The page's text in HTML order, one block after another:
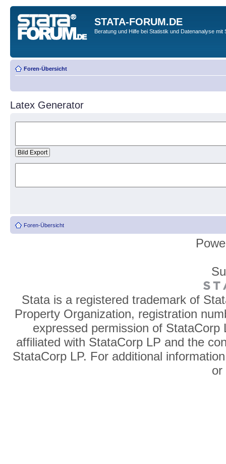
STATA-FORUM.DE
Beratung und Hilfe bei Statistik und Datenanalyse mit
Foren-Übersicht
Latex Generator
Foren-Übersicht
Stata is a registered trademark of
Property Organization, registration
expressed permission of
affiliated with StataCorp LP and the
StataCorp LP. For additional
or